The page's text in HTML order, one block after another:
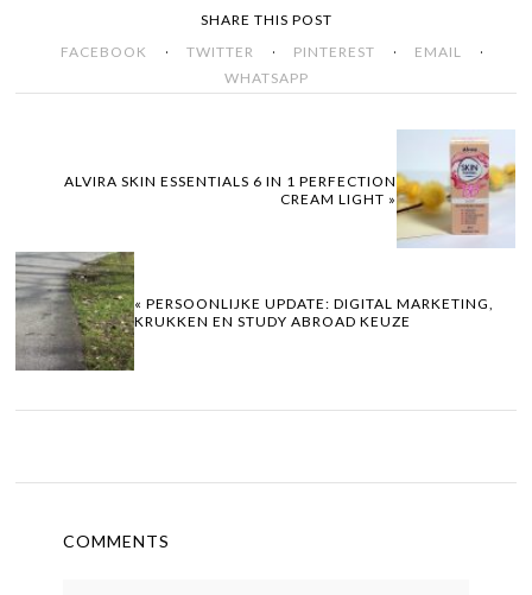
SHARE THIS POST
FACEBOOK
· TWITTER · PINTEREST · EMAIL ·
WHATSAPP
ALVIRA SKIN ESSENTIALS 6 IN 1 PERFECTION
CREAM LIGHT »
« PERSOONLIJKE UPDATE: DIGITAL MARKETING,
KRUKKEN EN STUDY ABROAD KEUZE
COMMENTS